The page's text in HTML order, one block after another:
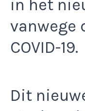
in het
vanwege
COVID-19.
Dit